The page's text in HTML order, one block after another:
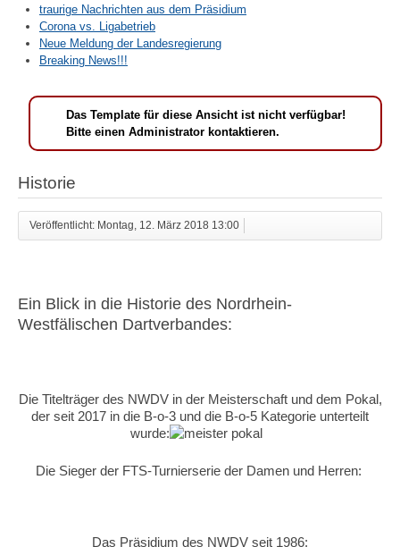
traurige Nachrichten aus dem Präsidium
Corona vs. Ligabetrieb
Neue Meldung der Landesregierung
Breaking News!!!
Das Template für diese Ansicht ist nicht verfügbar!
Bitte einen Administrator kontaktieren.
Historie
Veröffentlicht: Montag, 12. März 2018 13:00
Ein Blick in die Historie des Nordrhein-
Westfälischen Dartverbandes:
Die Titelträger des NWDV in der Meisterschaft und dem Pokal,
der seit 2017 in die B-o-3 und die B-o-5 Kategorie unterteilt
wurde:
Die Sieger der FTS-Turnierserie der Damen und Herren:
Das Präsidium des NWDV seit 1986: